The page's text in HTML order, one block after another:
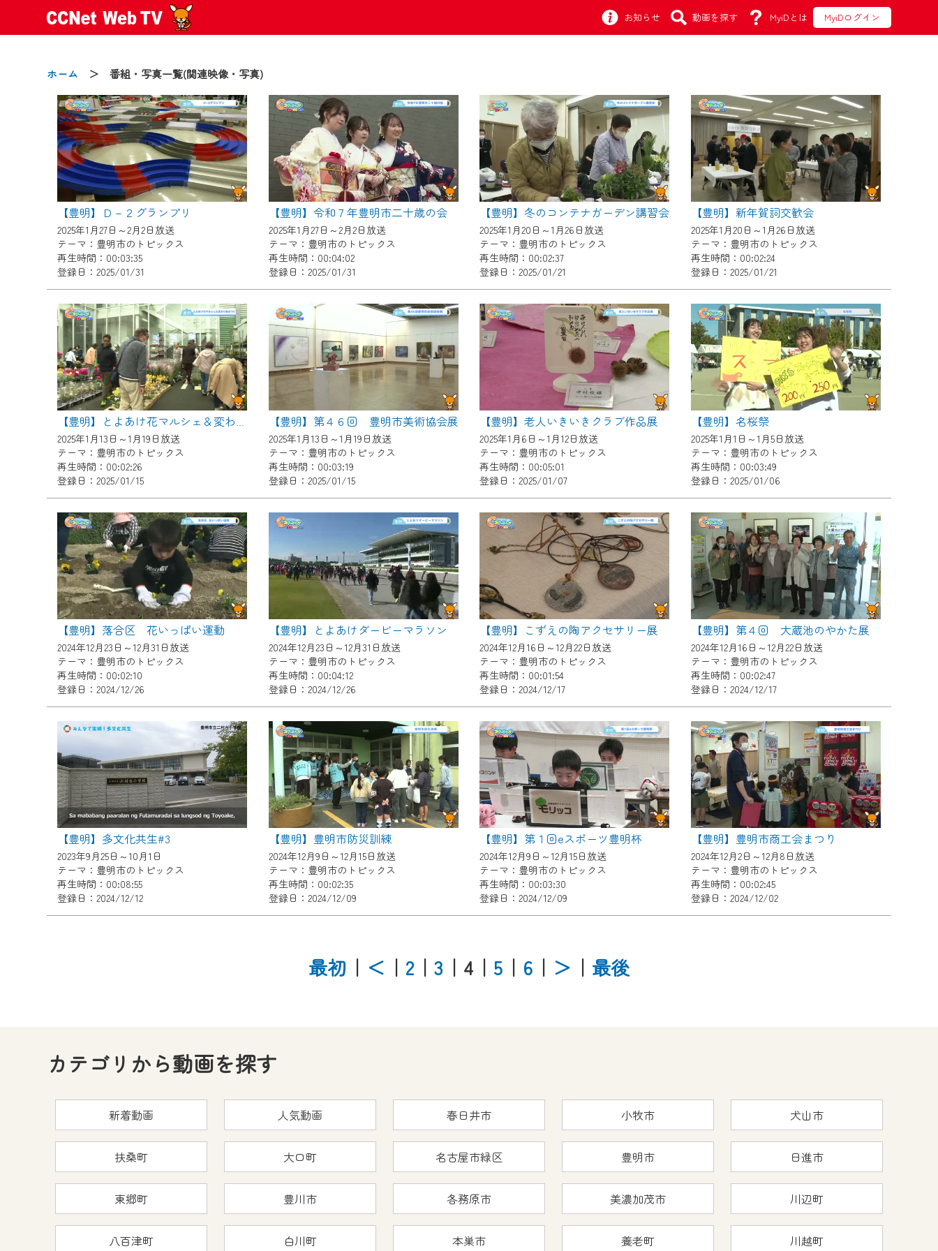
お知らせ 動画を探す MyiDとは MyiDログイン
ホーム ＞ 番組・写真一覧(関連映像・写真)
【豊明】Ｄ－２グランプリ
2025年1月27日～2月2日放送
テーマ：豊明市のトピックス
再生時間：00:03:35
登録日：2025/01/31
【豊明】令和７年豊明市二十歳の会
2025年1月27日～2月2日放送
テーマ：豊明市のトピックス
再生時間：00:04:02
登録日：2025/01/31
【豊明】冬のコンテナガーデン講習会
2025年1月20日～1月26日放送
テーマ：豊明市のトピックス
再生時間：00:02:37
登録日：2025/01/21
【豊明】新年賀詞交歓会
2025年1月20日～1月26日放送
テーマ：豊明市のトピックス
再生時間：00:02:24
登録日：2025/01/21
【豊明】とよあけ花マルシェ＆変わり菊まつり
2025年1月13日～1月19日放送
テーマ：豊明市のトピックス
再生時間：00:02:26
登録日：2025/01/15
【豊明】第４６回 豊明市美術協会展
2025年1月13日～1月19日放送
テーマ：豊明市のトピックス
再生時間：00:03:19
登録日：2025/01/15
【豊明】老人いきいきクラブ作品展
2025年1月6日～1月12日放送
テーマ：豊明市のトピックス
再生時間：00:05:01
登録日：2025/01/07
【豊明】名桜祭
2025年1月1日～1月5日放送
テーマ：豊明市のトピックス
再生時間：00:03:49
登録日：2025/01/06
【豊明】落合区 花いっぱい運動
2024年12月23日～12月31日放送
テーマ：豊明市のトピックス
再生時間：00:02:10
登録日：2024/12/26
【豊明】とよあけダービーマラソン
2024年12月23日～12月31日放送
テーマ：豊明市のトピックス
再生時間：00:04:12
登録日：2024/12/26
【豊明】こずえの陶アクセサリー展
2024年12月16日～12月22日放送
テーマ：豊明市のトピックス
再生時間：00:01:54
登録日：2024/12/17
【豊明】第４回 大蔵池のやかた展
2024年12月16日～12月22日放送
テーマ：豊明市のトピックス
再生時間：00:02:47
登録日：2024/12/17
【豊明】多文化共生#3
2023年9月25日～10月1日
テーマ：豊明市のトピックス
再生時間：00:08:55
登録日：2024/12/12
【豊明】豊明市防災訓練
2024年12月9日～12月15日放送
テーマ：豊明市のトピックス
再生時間：00:02:35
登録日：2024/12/09
【豊明】第１回eスポーツ豊明杯
2024年12月9日～12月15日放送
テーマ：豊明市のトピックス
再生時間：00:03:30
登録日：2024/12/09
【豊明】豊明市商工会まつり
2024年12月2日～12月8日放送
テーマ：豊明市のトピックス
再生時間：00:02:45
登録日：2024/12/02
最初 ｜ ＜ ｜ 2 ｜ 3 ｜4 ｜ 5 ｜ 6 ｜ ＞ ｜ 最後
カテゴリから動画を探す
新着動画 人気動画 春日井市 小牧市 犬山市
扶桑町 大口町 名古屋市緑区 豊明市 日進市
東郷町 豊川市 各務原市 美濃加茂市 川辺町
八百津町 白川町 本巣市 養老町 川越町
お知らせ
2024/09/02
動画配信サービス『CCNet Web TV』は2024年9月24日からリニューアルします！
【変更点】
◆デザイン変更により、お住まいの地域の動画コンテンツが一目瞭然。
◆当社アプリやＰＣブラウザから、いつでも・どこでも・外出先でも！
CCNetサービスエリア20市町の地域情報番組をご視聴いただけます！
【ご注意】
2024年9月24日からはご加入者様へのサービス向上のため、
『CCNet Web TV』を利用いただくには、一部コンテンツを除き、
CCNetサービスへの加入と『CCNetマイページ※』へのログインが必要となります。
何卒、ご理解ご了承の程よろしくお願いいたします。
※マイページへのログインには、MyIDが必要となります。
※MyIDとは、CCNet Web TVを含むCCNetの各種サービスをご利用頂くためのIDです。
IDはお客様が使っているメールアドレスで設定できます。
（GmailやYahooなどのフリーメールアドレスでも作成可能です）
※マイページへのログイン・MyIDの新規登録は
※CCNetアプリをご利用中の方は引き続きご視聴いただけます。
＜メンテナンス情報＞
CCNetWebTVのリニューアルにともないメンテナンス作業を予定しています。
日時 9/24 9:30～16:30
作業の間は、CCNetWebTVの画面が「メンテナンス中」になり、ご利用いただけません。
ご不便をおかけいたしますが、ご了承の程よろしくお願いいたします。